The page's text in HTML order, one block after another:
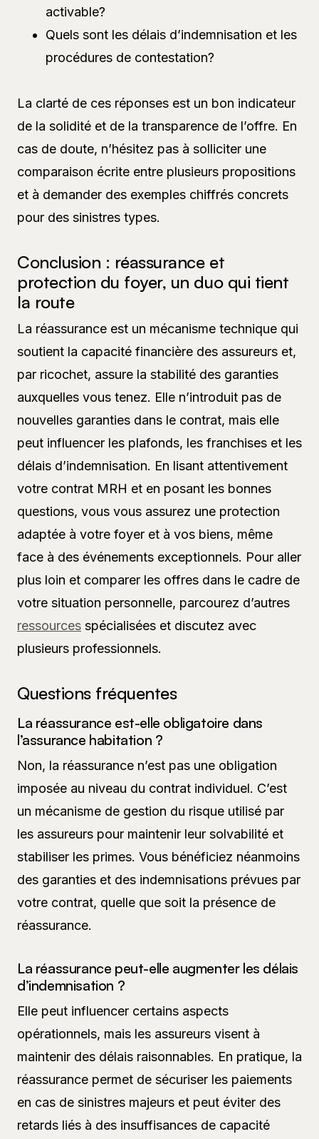
activable?
Quels sont les délais d’indemnisation et les
procédures de contestation?
La clarté de ces réponses est un bon indicateur
de la solidité et de la transparence de l’offre. En
cas de doute, n’hésitez pas à solliciter une
comparaison écrite entre plusieurs propositions
et à demander des exemples chiffrés concrets
pour des sinistres types.
Conclusion : réassurance et
protection du foyer, un duo qui tient
la route
La réassurance est un mécanisme technique qui
soutient la capacité financière des assureurs et,
par ricochet, assure la stabilité des garanties
auxquelles vous tenez. Elle n’introduit pas de
nouvelles garanties dans le contrat, mais elle
peut influencer les plafonds, les franchises et les
délais d’indemnisation. En lisant attentivement
votre contrat MRH et en posant les bonnes
questions, vous vous assurez une protection
adaptée à votre foyer et à vos biens, même
face à des événements exceptionnels. Pour aller
plus loin et comparer les offres dans le cadre de
votre situation personnelle, parcourez d’autres
ressources spécialisées et discutez avec
plusieurs professionnels.
Questions fréquentes
La réassurance est-elle obligatoire dans
l’assurance habitation ?
Non, la réassurance n’est pas une obligation
imposée au niveau du contrat individuel. C’est
un mécanisme de gestion du risque utilisé par
les assureurs pour maintenir leur solvabilité et
stabiliser les primes. Vous bénéficiez néanmoins
des garanties et des indemnisations prévues par
votre contrat, quelle que soit la présence de
réassurance.
La réassurance peut-elle augmenter les délais
d’indemnisation ?
Elle peut influencer certains aspects
opérationnels, mais les assureurs visent à
maintenir des délais raisonnables. En pratique, la
réassurance permet de sécuriser les paiements
en cas de sinistres majeurs et peut éviter des
retards liés à des insuffisances de capacité